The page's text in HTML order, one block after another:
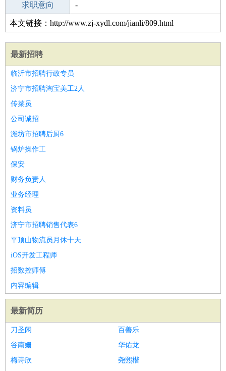
外语水平
求职意向 -
本文链接：http://www.zj-xydl.com/jianli/809.html
最新招聘
临沂市招聘行政专员
济宁市招聘淘宝美工2人
传菜员
公司诚招
潍坊市招聘后厨6
锅炉操作工
保安
财务负责人
业务经理
资料员
济宁市招聘销售代表6
平顶山物流员月休十天
iOS开发工程师
招数控师傅
内容编辑
最新简历
刀圣闲
百善乐
谷南姗
华佑龙
梅诗欣
尧熙楷